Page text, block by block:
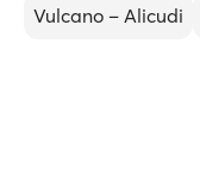
Vulcano – Alicudi